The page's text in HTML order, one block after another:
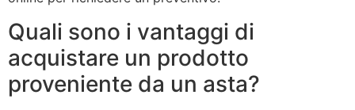
Quali sono i vantaggi di
acquistare un prodotto
proveniente da un asta?